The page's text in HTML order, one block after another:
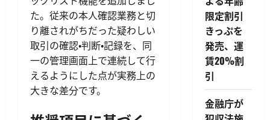
た。従来の本人確認業務と切
り離されがちだった疑わしい
取引の確認・判断・記録を、同
一の管理画面上で連続して行
えるようにした点が実務上の
大きな差分です。
限定割引
きっぷを
発売、運
賃20%割
引
金融庁が